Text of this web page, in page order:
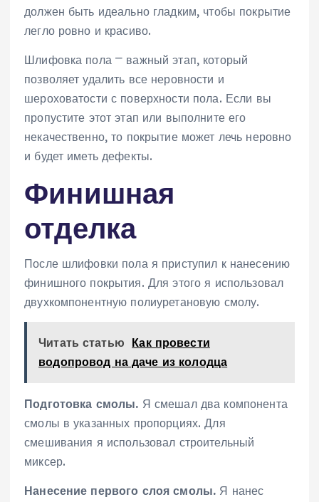
должен быть идеально гладким, чтобы покрытие
легло ровно и красиво.
Шлифовка пола ⎻ важный этап, который
позволяет удалить все неровности и
шероховатости с поверхности пола. Если вы
пропустите этот этап или выполните его
некачественно, то покрытие может лечь неровно
и будет иметь дефекты.
Финишная
отделка
После шлифовки пола я приступил к нанесению
финишного покрытия. Для этого я использовал
двухкомпонентную полиуретановую смолу.
Читать статью Как провести
водопровод на даче из колодца
Подготовка смолы. Я смешал два компонента
смолы в указанных пропорциях. Для
смешивания я использовал строительный
миксер.
Нанесение первого слоя смолы. Я нанес